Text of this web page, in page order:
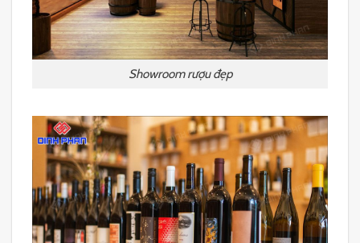
Showroom rượu đẹp